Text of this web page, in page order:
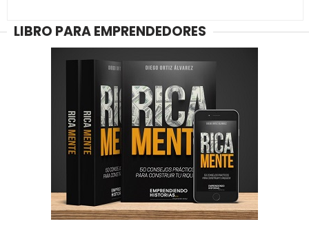
LIBRO PARA EMPRENDEDORES